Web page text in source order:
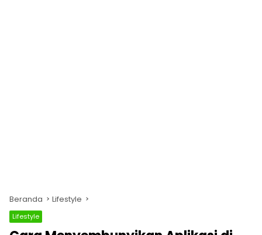
Beranda Lifestyle
Lifestyle